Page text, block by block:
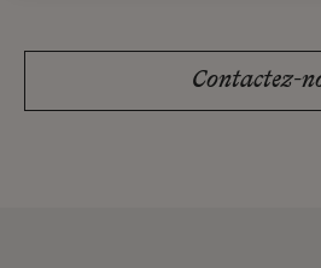
Contactez-